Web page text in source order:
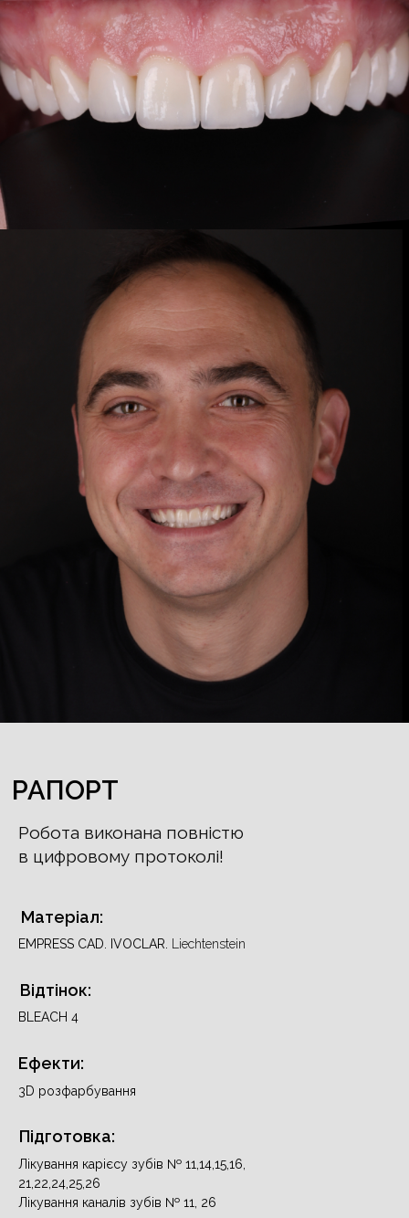
РАПОРТ
Робота виконана повністю
в цифровому протоколі!
EMPRESS CAD. IVOCLAR. Liechtenstein
BLEACH 4
Матеріал:
Відтінок:
3D розфарбування
Лікування карієсу зубів № 11,14,15,16,
21,22,24,25,26
Лікування каналів зубів № 11, 26
Ефекти:
Підготовка: